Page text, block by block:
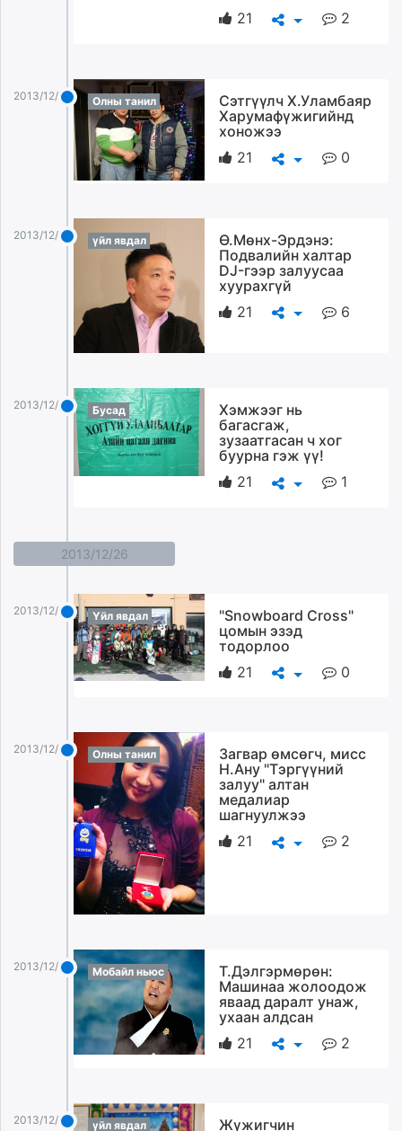
21
2
2013/12/27 Олны танил
Сэтгүүлч Х.Уламбаяр
Харумафүжигийнд
хоножээ
21
0
2013/12/27 үйл явдал
Ө.Мөнх-Эрдэнэ:
Подвалийн халтар
DJ-гээр залуусаа
хуурахгүй
21
6
2013/12/27 Бусад
Хэмжээг нь
багасгаж,
зузаатгасан ч хог
буурна гэж үү!
21
1
2013/12/26
2013/12/26 Үйл явдал
"Snowboard Cross"
цомын эзэд
тодорлоо
21
0
2013/12/26 Олны танил
Загвар өмсөгч, мисс
Н.Ану "Тэргүүний
залуу" алтан
медалиар
шагнуулжээ
21
2
2013/12/26 Мобайл ньюс
Т.Дэлгэрмөрөн:
Машинаа жолоодож
яваад даралт унаж,
ухаан алдсан
21
2
2013/12/26 үйл явдал
Жүжигчин